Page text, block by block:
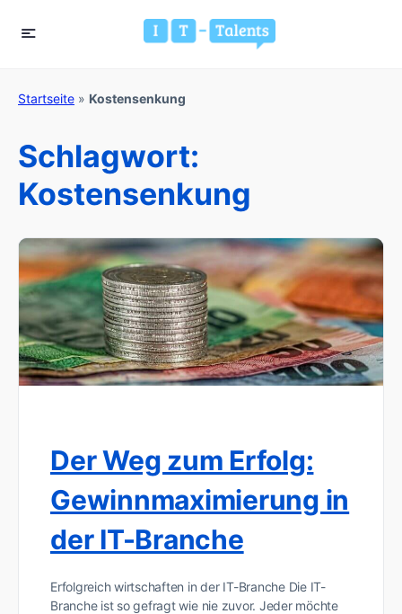
Startseite » Kostensenkung
Schlagwort:
Kostensenkung
Der Weg zum Erfolg:
Gewinnmaximierung in
der IT-Branche
Erfolgreich wirtschaften in der IT-Branche Die IT-
Branche ist so gefragt wie nie zuvor. Jeder möchte